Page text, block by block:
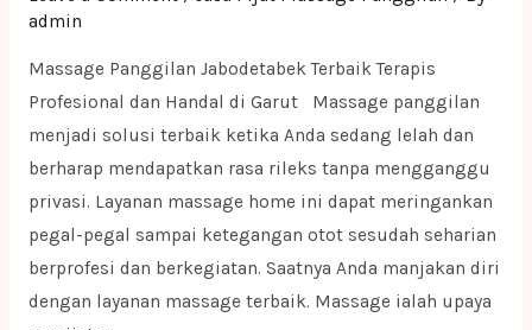
Bekasi
admin
Massage Panggilan Jabodetabek Terbaik Terapis
Profesional dan Handal di Garut Massage panggilan
menjadi solusi terbaik ketika Anda sedang lelah dan
berharap mendapatkan rasa rileks tanpa mengganggu
privasi. Layanan massage home ini dapat meringankan
pegal-pegal sampai ketegangan otot sesudah seharian
berprofesi dan berkegiatan. Saatnya Anda manjakan diri
dengan layanan massage terbaik. Massage ialah upaya